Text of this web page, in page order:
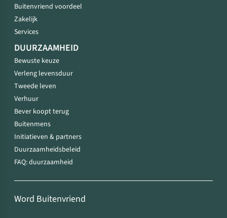
Buitenvriend voordeel
Zakelijk
Services
DUURZAAMHEID
Bewuste keuze
Verleng levensduur
Tweede leven
Verhuur
Bever koopt terug
Buitenmens
Initiatieven & partners
Duurzaamheidsbeleid
FAQ: duurzaamheid
Word Buitenvriend